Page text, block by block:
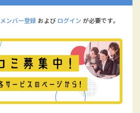
メンバー登録および ログイン が必要です。